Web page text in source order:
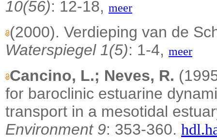
10(56): 12-18, meer
(2000). Verdieping van de
Waterspiegel 1(5): 1-4, meer
Cancino, L.; Neves, R.
for baroclinic estuarine
transport in a mesotidal
Environment 9: 353-360.